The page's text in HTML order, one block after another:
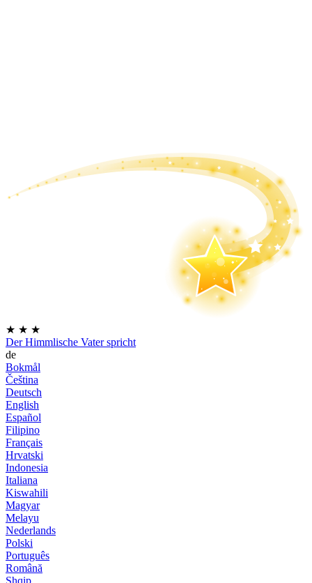
★ ★ ★
Der Himmlische Vater spricht
de
Bokmål
Čeština
Deutsch
English
Español
Filipino
Français
Hrvatski
Indonesia
Italiana
Kiswahili
Magyar
Melayu
Nederlands
Polski
Português
Română
Shqip